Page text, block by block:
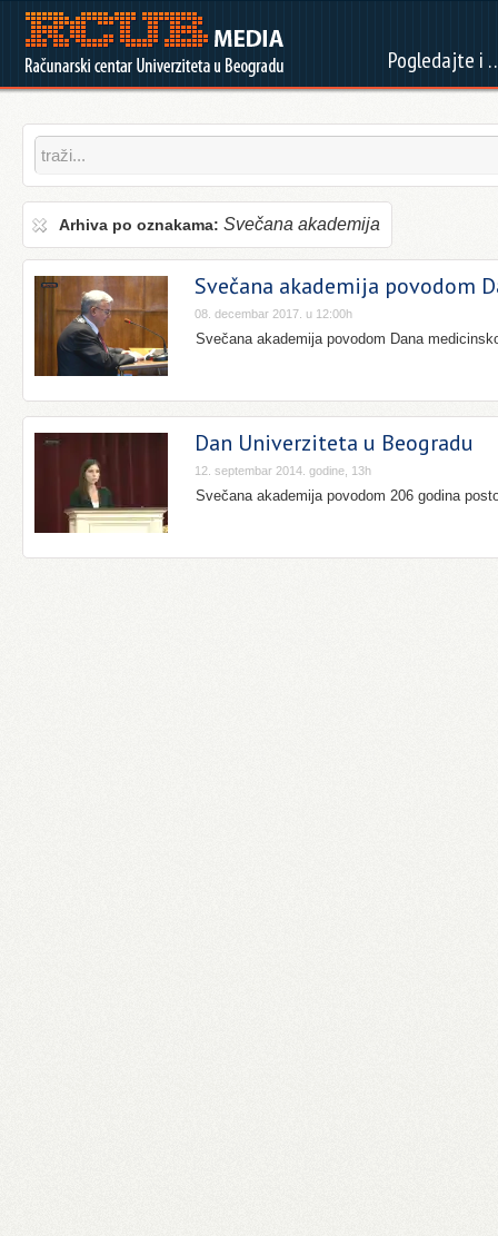
Pogledajte i
Arhiva po oznakama: Svečana akademija
Svečana akademija povodom
08. decembar 2017. u 12:00h
Svečana akademija povodom Dana
Dan Univerziteta u Beogradu
12. septembar 2014. godine, 13h
Svečana akademija povodom 206 godina